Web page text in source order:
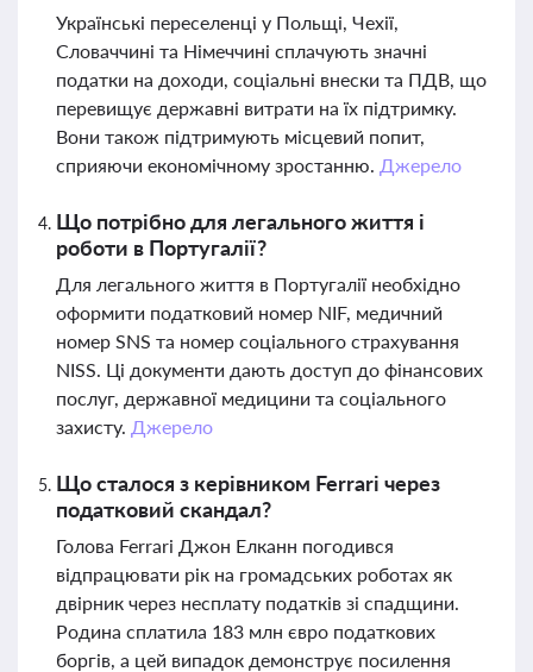
Українські переселенці у Польщі, Чехії,
Словаччині та Німеччині сплачують значні
податки на доходи, соціальні внески та ПДВ, що
перевищує державні витрати на їх підтримку.
Вони також підтримують місцевий попит,
сприяючи економічному зростанню. Джерело
Що потрібно для легального життя і
роботи в Португалії?
Для легального життя в Португалії необхідно
оформити податковий номер NIF, медичний
номер SNS та номер соціального страхування
NISS. Ці документи дають доступ до фінансових
послуг, державної медицини та соціального
захисту. Джерело
Що сталося з керівником Ferrari через
податковий скандал?
Голова Ferrari Джон Елканн погодився
відпрацювати рік на громадських роботах як
двірник через несплату податків зі спадщини.
Родина сплатила 183 млн євро податкових
боргів, а цей випадок демонструє посилення